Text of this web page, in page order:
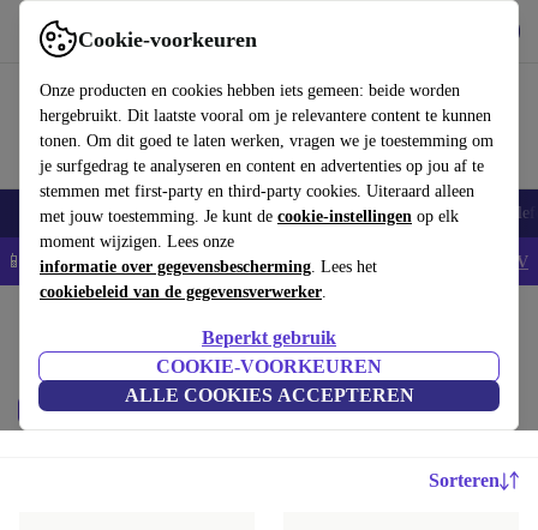
Cookie-voorkeuren
Onze producten en cookies hebben iets gemeen: beide worden
hergebruikt. Dit laatste vooral om je relevantere content te kunnen
tonen. Om dit goed te laten werken, vragen we je toestemming om
je surfgedrag te analyseren en content en advertenties op jou af te
stemmen met first-party en third-party cookies. Uiteraard alleen
met jouw toestemming. Je kunt de cookie-instellingen op elk
moment wijzigen. Lees onze
informatie over gegevensbescherming. Lees het
cookiebeleid van de gegevensverwerker.
Beperkt gebruik
COOKIE-VOORKEUREN
ALLE COOKIES ACCEPTEREN
Gebruik refurbed snel en eenvoudig
Smartphones Laptops Tablets Smartwatches Accessoires
📱5% EXTRA korting op alle iPhones – Code: IPHONEDEAL - AV
Kinderbedjes:
Prijs Merk Filteren
Sorteren